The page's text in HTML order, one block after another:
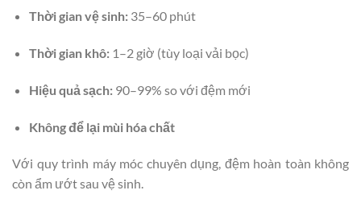
Thời gian vệ sinh:35–60 phút
Thời gian khô:1–2 giờ (tùy loại vải bọc)
Hiệu quả sạch:90–99% so với đệm mới
Không để lại mùi hóa chất
Với quy trình máy móc chuyên dụng, đệm hoàn toàn không
còn ẩm ướt sau vệ sinh.